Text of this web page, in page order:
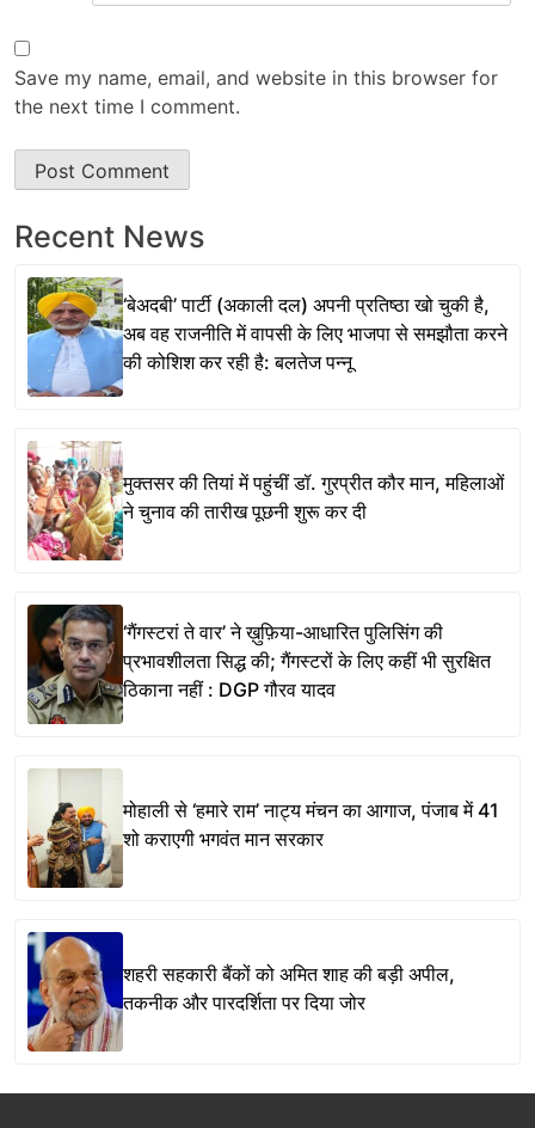
Save my name, email, and website in this browser for
the next time I comment.
Recent News
‘बेअदबी’ पार्टी (अकाली दल) अपनी प्रतिष्ठा खो चुकी है,
अब वह राजनीति में वापसी के लिए भाजपा से समझौता करने
की कोशिश कर रही है: बलतेज पन्नू
मुक्तसर की तियां में पहुंचीं डॉ. गुरप्रीत कौर मान, महिलाओं
ने चुनाव की तारीख पूछनी शुरू कर दी
‘गैंगस्टरां ते वार’ ने ख़ुफ़िया-आधारित पुलिसिंग की
प्रभावशीलता सिद्ध की; गैंगस्टरों के लिए कहीं भी सुरक्षित
ठिकाना नहीं : DGP गौरव यादव
मोहाली से ‘हमारे राम’ नाट्य मंचन का आगाज, पंजाब में 41
शो कराएगी भगवंत मान सरकार
शहरी सहकारी बैंकों को अमित शाह की बड़ी अपील,
तकनीक और पारदर्शिता पर दिया जोर